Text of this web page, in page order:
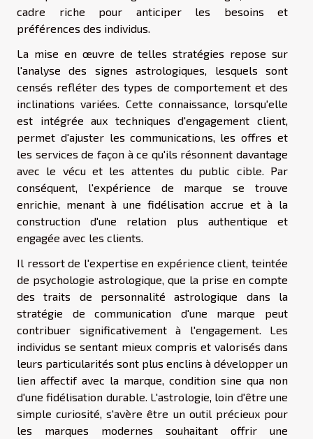
cadre riche pour anticiper les besoins et
préférences des individus.
La mise en œuvre de telles stratégies repose sur
l'analyse des signes astrologiques, lesquels sont
censés refléter des types de comportement et des
inclinations variées. Cette connaissance, lorsqu'elle
est intégrée aux techniques d'engagement client,
permet d'ajuster les communications, les offres et
les services de façon à ce qu'ils résonnent davantage
avec le vécu et les attentes du public cible. Par
conséquent, l'expérience de marque se trouve
enrichie, menant à une fidélisation accrue et à la
construction d'une relation plus authentique et
engagée avec les clients.
Il ressort de l'expertise en expérience client, teintée
de psychologie astrologique, que la prise en compte
des traits de personnalité astrologique dans la
stratégie de communication d'une marque peut
contribuer significativement à l'engagement. Les
individus se sentant mieux compris et valorisés dans
leurs particularités sont plus enclins à développer un
lien affectif avec la marque, condition sine qua non
d'une fidélisation durable. L'astrologie, loin d'être une
simple curiosité, s'avère être un outil précieux pour
les marques modernes souhaitant offrir une